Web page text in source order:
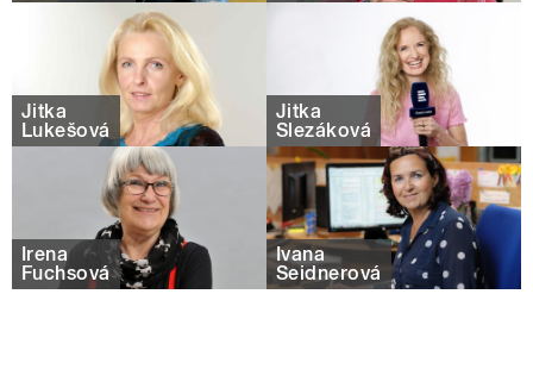
Jitka
Lukešová
Jitka
Slezáková
Irena
Fuchsová
Ivana
Seidnerová